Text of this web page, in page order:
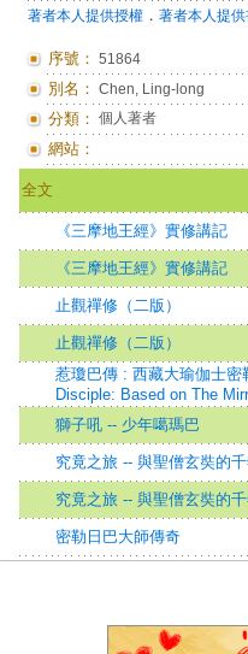
著者本人提供授權． 著者本人提供
序號： 51864
別名： Chen, Ling-long
分類： 個人著者
網站：
全文
《三摩地王經》實修講記
《三摩地王經》實修講記
止觀禪修（二版）
止觀禪修（二版）
惹瓊巴傳 : 西藏大瑜伽士密
Disciple: Based on The
獅子吼 -- 少年噶瑪巴
究竟之旅 -- 與聖僧玄奘的
究竟之旅 -- 與聖僧玄奘的
密勒日巴大師傳奇